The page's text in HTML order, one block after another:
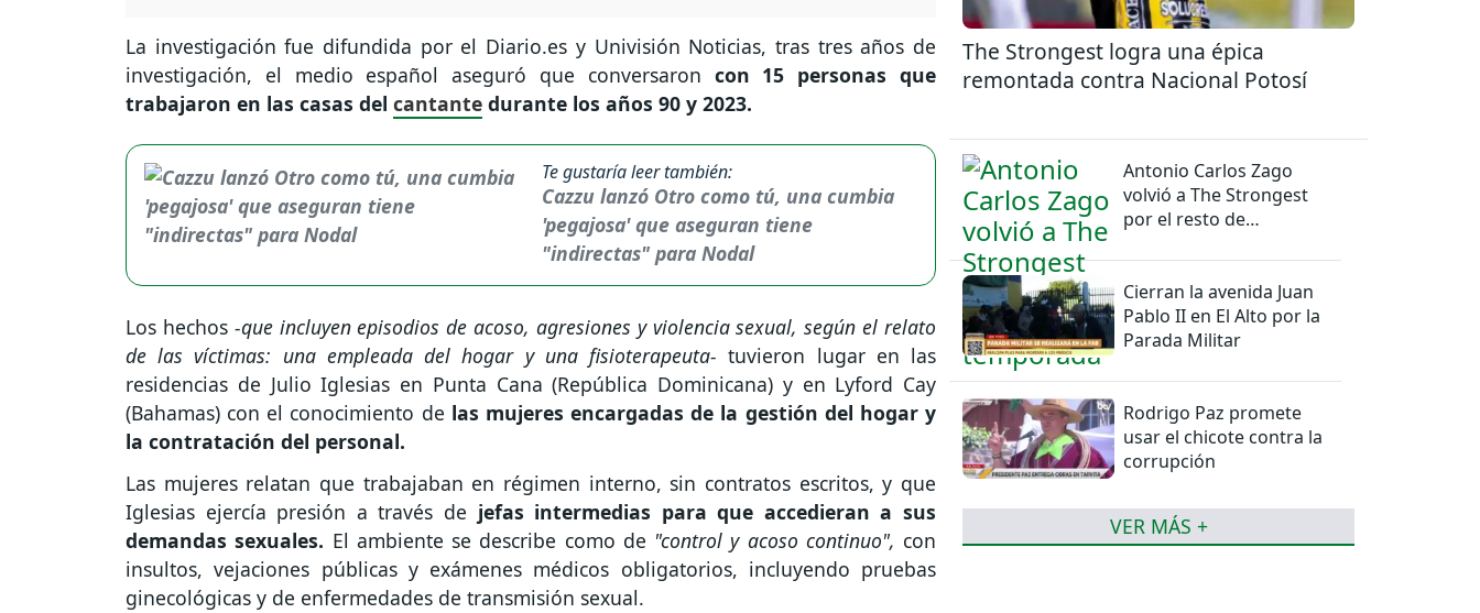
La investigación fue difundida por el Diario.es y Univisión Noticias, tras tres años de
investigación, el medio español aseguró que conversaron con 15 personas que
trabajaron en las casas del cantante durante los años 90 y 2023.
Te gustaría leer también:
Cazzu lanzó Otro como tú, una cumbia
'pegajosa' que aseguran tiene
"indirectas" para Nodal
Los hechos-que incluyen episodios de acoso, agresiones y violencia sexual, según el relato
de las víctimas: una empleada del hogar y una fisioterapeuta- tuvieron lugar en las
residencias de Julio Iglesias en Punta Cana (República Dominicana) y en Lyford Cay
(Bahamas) con el conocimiento de las mujeres encargadas de la gestión del hogar y
la contratación del personal.
Las mujeres relatan que trabajaban en régimen interno, sin contratos escritos, y que
Iglesias ejercía presión a través de jefas intermedias para que accedieran a sus
demandas sexuales. El ambiente se describe como de "control y acoso continuo", con
insultos, vejaciones públicas y exámenes médicos obligatorios, incluyendo pruebas
ginecológicas y de enfermedades de transmisión sexual.
The Strongest logra una épica
remontada contra Nacional Potosí
Antonio Carlos Zago
volvió a The Strongest
por el resto de
Cierran la avenida Juan
Pablo II en El Alto por la
Parada Militar
Rodrigo Paz promete
usar el chicote contra la
corrupción
VER MÁS +